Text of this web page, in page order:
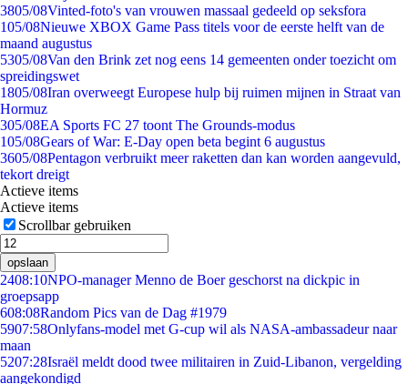
3805/08Vinted-foto's van vrouwen massaal gedeeld op seksfora
105/08Nieuwe XBOX Game Pass titels voor de eerste helft van de
maand augustus
5305/08Van den Brink zet nog eens 14 gemeenten onder toezicht om
spreidingswet
1805/08Iran overweegt Europese hulp bij ruimen mijnen in Straat van
Hormuz
305/08EA Sports FC 27 toont The Grounds-modus
105/08Gears of War: E-Day open beta begint 6 augustus
3605/08Pentagon verbruikt meer raketten dan kan worden aangevuld,
tekort dreigt
Actieve items
Actieve items
Scrollbar gebruiken
opslaan
2408:10NPO-manager Menno de Boer geschorst na dickpic in
groepsapp
608:08Random Pics van de Dag #1979
5907:58Onlyfans-model met G-cup wil als NASA-ambassadeur naar
maan
5207:28Israël meldt dood twee militairen in Zuid-Libanon, vergelding
aangekondigd